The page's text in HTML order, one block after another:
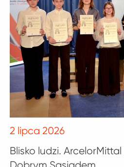
Blisko ludzi.
2 lipca 2026